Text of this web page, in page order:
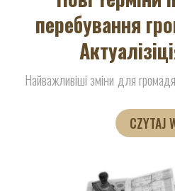
перебування
Найважливіші зміни для
CZYTAJ